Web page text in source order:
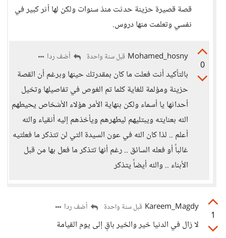
قصة قصيرة حزينة حدثت منذ سنوات ولكن لها أثر كبير في
نفسي وتعلمت منها دروس.
0
Mohamed_hosny قبل سنة واحدة أضف ردا
بالتأكيد أنت فعلت ما كان بمقدرتك حينها وبرغم أن القصة
حزينة ومؤلمة للغاية كلما تم الغوص في تفاصيلها وتخيل
أحداثها يا أسماء ولكن بنهاية الأمر هؤلاء الأشخاص يحيطهم
الله بعنايته ويبتليهم ليطهرهم ويأخذهم إليه أنقياء والله
أعلم .. لذا كان الله في عون السيدة التي لن تتذكر ما فعلتيه
غالباً أو فعله السائق .. رغم أنها تتذكر ما فعل بها من قبل
الأبناء .. والله أيضاً يتذكر
1
Kareem_Magdy قبل سنة واحدة أضف ردا
لا زال في الدنيا خير والخير باقٍ إلى يوم القيامة